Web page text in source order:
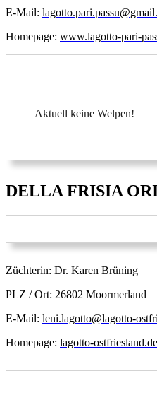
E-Mail:
Homepage: www.lagotto-pari-
Aktuell keine Welpen!
DELLA FRISIA
Züchterin: Dr. Karen Brüning
PLZ / Ort: 26802 Moormerland
E-Mail: leni.lagotto@lagotto-
Homepage: lagotto-ostfriesland.de